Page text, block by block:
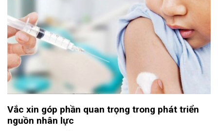
Vắc xin góp phần quan trọng trong phát triển
nguồn nhân lực